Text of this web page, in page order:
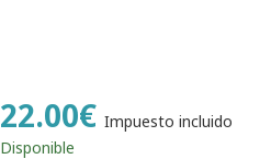
22.00€ Impuesto incluido
Disponible